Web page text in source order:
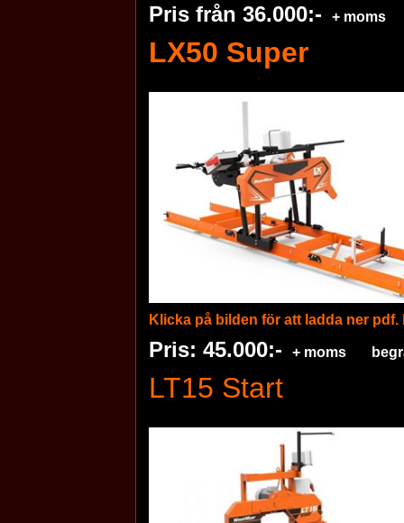
Pris från 36.000:- + moms
LX50 Super
Klicka på bilden för att ladda ner pdf.
Pris: 45.000:- + moms
LT15 Start